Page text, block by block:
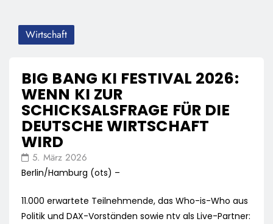
Wirtschaft
BIG BANG KI FESTIVAL 2026:
WENN KI ZUR
SCHICKSALSFRAGE FÜR DIE
DEUTSCHE WIRTSCHAFT
WIRD
5. März 2026
Berlin/Hamburg (ots) –
11.000 erwartete Teilnehmende, das Who-is-Who aus
Politik und DAX-Vorständen sowie ntv als Live-Partner: